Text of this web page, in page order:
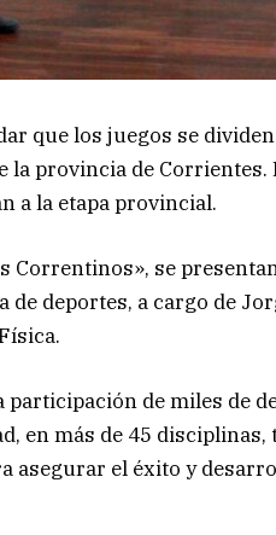
que los juegos se
la provincia de
a la etapa provincial.
Correntinos», se
de deportes, a cargo de
participación de miles de
en más de 45
asegurar el éxito y